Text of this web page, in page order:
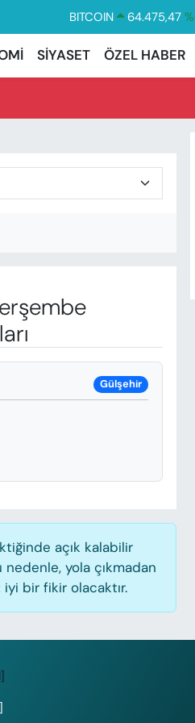
BITCOIN 64.475,47
DOLAR
47,5971
EURO
55,1336
SİYASET ÖZEL HABER
Gülşehir
açık kalabilir
yola çıkmadan
bir fikir olacaktır.